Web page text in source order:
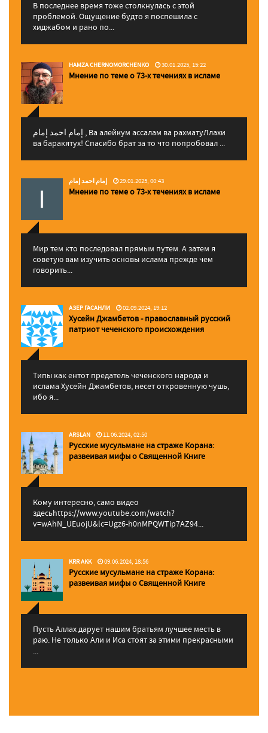
В последнее время тоже столкнулась с этой
проблемой. Ощущение будто я поспешила с
хиджабом и рано по...
HAMZA CHERNOMORCHENKO 30.01.2025, 15:22
Мнение по теме о 73-х течениях в исламе
إمام احمد إمام , Ва алейкум ассалам ва рахматуЛлахи
ва баракятух! Спасибо брат за то что попробовал ...
إمام احمد إمام 29.01.2025, 00:43
Мнение по теме о 73-х течениях в исламе
Мир тем кто последовал прямым путем. А затем я
советую вам изучить основы ислама прежде чем
говорить...
АЗЕР ГАСАНЛИ 02.09.2024, 19:12
Хусейн Джамбетов - православный русский
патриот чеченского происхождения
Типы как ентот предатель чеченского народа и
ислама Хусейн Джамбетов, несет откровенную чушь,
ибо я...
ARSLAN 11.06.2024, 02:50
Русские мусульмане на страже Корана:
pазвеивая мифы о Священной Книге
Кому интересно, само видео
здесьhttps://www.youtube.com/watch?
v=wAhN_UEuojU&lc=Ugz6-h0nMPQWTip7AZ94...
KRR AKK 09.06.2024, 18:56
Русские мусульмане на страже Корана:
pазвеивая мифы о Священной Книге
Пусть Аллах дарует нашим братьям лучшее месть в
раю. Не только Али и Иса стоят за этими прекрасными